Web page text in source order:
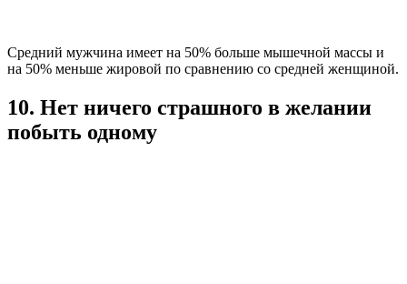
Средний мужчина имеет на 50% больше мышечной массы и
на 50% меньше жировой по сравнению со средней женщиной.
10. Нет ничего страшного в желании
побыть одному